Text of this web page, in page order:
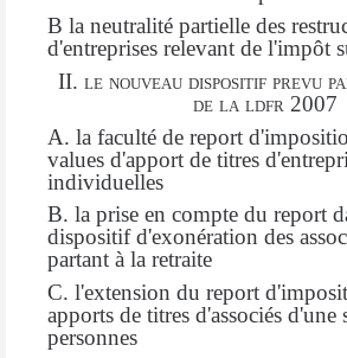
B la neutralité partielle des
d'entreprises relevant de l'impôt
II. le nouveau dispositif prevu
de la ldfr 2007
A. la faculté de report
values d'apport de titres
individuelles
B. la prise en compte du report
dispositif d'exonération des
partant à la retraite
C. l'extension du report
apports de titres d'associés d'une
personnes